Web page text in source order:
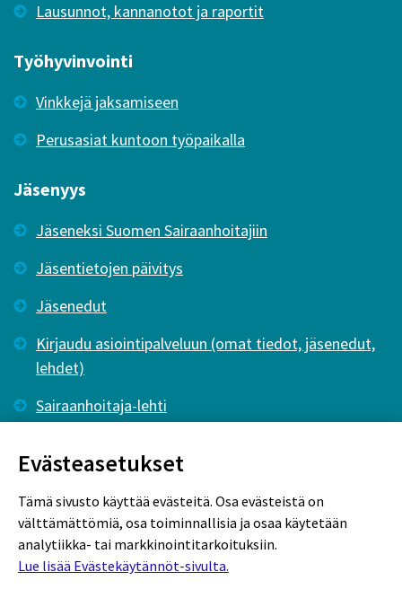
Lausunnot, kannanotot ja raportit
Työhyvinvointi
Vinkkejä jaksamiseen
Perusasiat kuntoon työpaikalla
Jäsenyys
Jäseneksi Suomen Sairaanhoitajiin
Jäsentietojen päivitys
Jäsenedut
Kirjaudu asiointipalveluun (omat tiedot, jäsenedut,
lehdet)
Sairaanhoitaja-lehti
Evästeasetukset
Tämä sivusto käyttää evästeitä. Osa evästeistä on
välttämättömiä, osa toiminnallisia ja osaa käytetään
analytiikka- tai markkinointitarkoituksiin.
Lue lisää Evästekäytännöt-sivulta.